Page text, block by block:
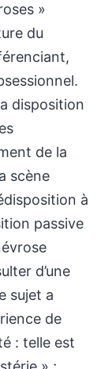
»
du
disposition
de la
scène
à
passive
d’une
sujet a
de
: telle est